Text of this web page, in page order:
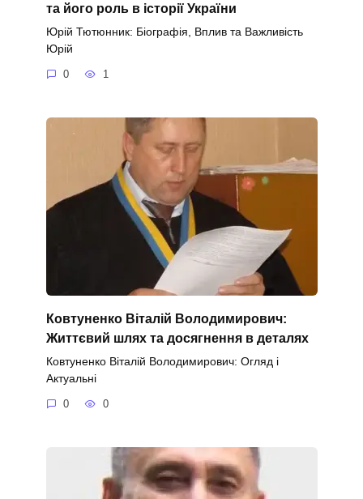
та його роль в історії України
Юрій Тютюнник: Біографія, Вплив та Важливість
Юрій
0 1
Ковтуненко Віталій Володимирович:
Життєвий шлях та досягнення в деталях
Ковтуненко Віталій Володимирович: Огляд і
Актуальні
0 0